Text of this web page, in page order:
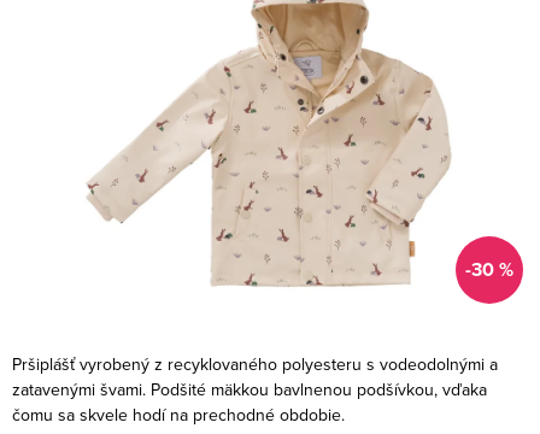
-30 %
Pršiplášť vyrobený z recyklovaného polyesteru s vodeodolnými a
zatavenými švami. Podšité mäkkou bavlnenou podšívkou, vďaka
čomu sa skvele hodí na prechodné obdobie.